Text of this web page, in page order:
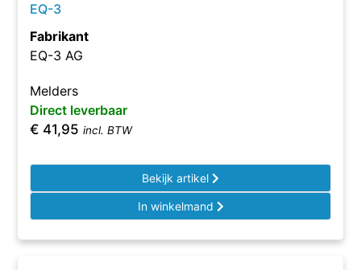
EQ-3
Fabrikant
EQ-3 AG
Melders
Direct leverbaar
€ 41,95 incl. BTW
Bekijk artikel
In winkelmand